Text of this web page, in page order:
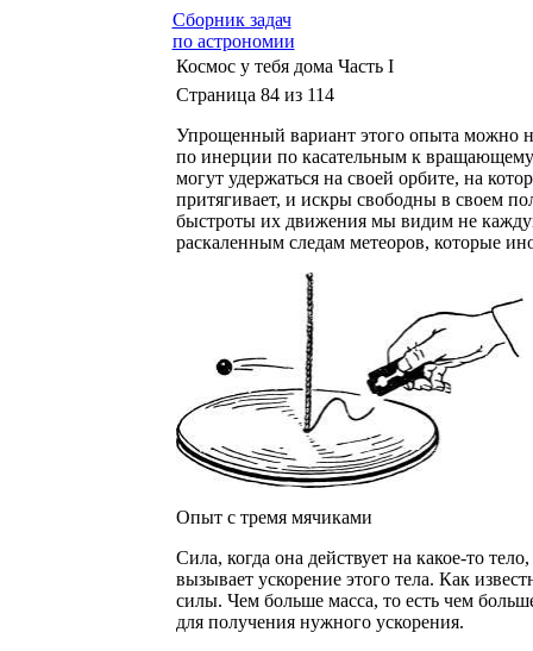
Сборник задач
по астрономии
Космос у тебя дома Часть I
Страница 84 из 114
Упрощенный вариант этого опыта можно
по инерции по касательным к
могут удержаться на своей орбите, на
притягивает, и искры свободны в своем
быстроты их движения мы видим не
раскаленным следам метеоров, которые
Опыт с тремя мячиками
Сила, когда она действует на какое-то
вызывает ускорение этого тела. Как
силы. Чем больше масса, то есть чем
для получения нужного ускорения.